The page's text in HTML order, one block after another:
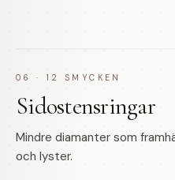
06 · 12 SMYCKEN
Sidostensringar
Mindre diamanter som
och lyster.